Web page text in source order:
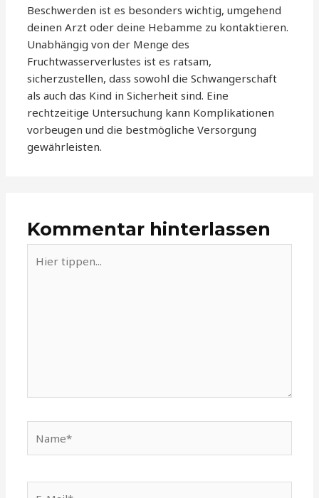
Beschwerden ist es besonders wichtig, umgehend
deinen Arzt oder deine Hebamme zu kontaktieren.
Unabhängig von der Menge des
Fruchtwasserverlustes ist es ratsam,
sicherzustellen, dass sowohl die Schwangerschaft
als auch das Kind in Sicherheit sind. Eine
rechtzeitige Untersuchung kann Komplikationen
vorbeugen und die bestmögliche Versorgung
gewährleisten.
Kommentar hinterlassen
tippen...